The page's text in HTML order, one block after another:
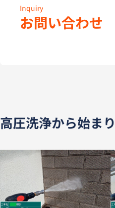
お問い合わせ
Inquiry
高圧洗浄から始ま